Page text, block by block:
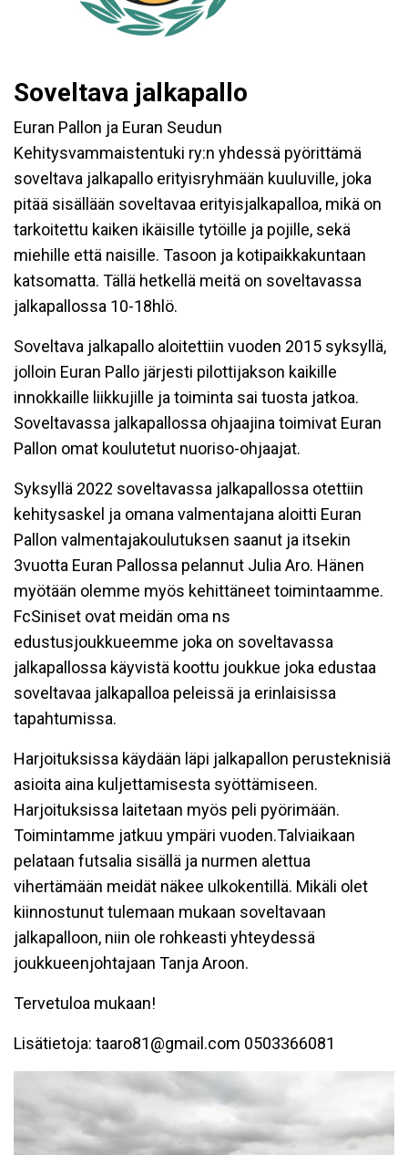
Soveltava jalkapallo
Euran Pallon ja Euran Seudun
Kehitysvammaistentuki ry:n yhdessä pyörittämä
soveltava jalkapallo erityisryhmään kuuluville, joka
pitää sisällään soveltavaa erityisjalkapalloa, mikä on
tarkoitettu kaiken ikäisille tytöille ja pojille, sekä
miehille että naisille. Tasoon ja kotipaikkakuntaan
katsomatta. Tällä hetkellä meitä on soveltavassa
jalkapallossa 10-18hlö.
Soveltava jalkapallo aloitettiin vuoden 2015 syksyllä,
jolloin Euran Pallo järjesti pilottijakson kaikille
innokkaille liikkujille ja toiminta sai tuosta jatkoa.
Soveltavassa jalkapallossa ohjaajina toimivat Euran
Pallon omat koulutetut nuoriso-ohjaajat.
Syksyllä 2022 soveltavassa jalkapallossa otettiin
kehitysaskel ja omana valmentajana aloitti Euran
Pallon valmentajakoulutuksen saanut ja itsekin
3vuotta Euran Pallossa pelannut Julia Aro. Hänen
myötään olemme myös kehittäneet toimintaamme.
FcSiniset ovat meidän oma ns
edustusjoukkueemme joka on soveltavassa
jalkapallossa käyvistä koottu joukkue joka edustaa
soveltavaa jalkapalloa peleissä ja erinlaisissa
tapahtumissa.
Harjoituksissa käydään läpi jalkapallon perusteknisiä
asioita aina kuljettamisesta syöttämiseen.
Harjoituksissa laitetaan myös peli pyörimään.
Toimintamme jatkuu ympäri vuoden.Talviaikaan
pelataan futsalia sisällä ja nurmen alettua
vihertämään meidät näkee ulkokentillä. Mikäli olet
kiinnostunut tulemaan mukaan soveltavaan
jalkapalloon, niin ole rohkeasti yhteydessä
joukkueenjohtajaan Tanja Aroon.
Tervetuloa mukaan!
Lisätietoja: taaro81@gmail.com 0503366081